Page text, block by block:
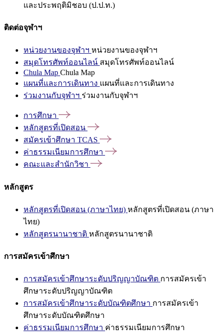
และประพฤติมิชอบ (ป.ป.ท.)
ติดต่อจุฬาฯ
หน่วยงานของจุฬาฯ หน่วยงานของจุฬาฯ
สมุดโทรศัพท์ออนไลน์ สมุดโทรศัพท์ออนไลน์
Chula Map Chula Map
แผนที่และการเดินทาง แผนที่และการเดินทาง
ร่วมงานกับจุฬาฯ ร่วมงานกับจุฬาฯ
การศึกษา
หลักสูตรที่เปิดสอน
สมัครเข้าศึกษา TCAS
ค่าธรรมเนียมการศึกษา
คณะและสำนักวิชา
หลักสูตร
หลักสูตรที่เปิดสอน (ภาษาไทย) หลักสูตรที่เปิดสอน (ภาษา
ไทย)
หลักสูตรนานาชาติ หลักสูตรนานาชาติ
การสมัครเข้าศึกษา
การสมัครเข้าศึกษาระดับปริญญาบัณฑิต การสมัครเข้า
ศึกษาระดับปริญญาบัณฑิต
การสมัครเข้าศึกษาระดับบัณฑิตศึกษา การสมัครเข้า
ศึกษาระดับบัณฑิตศึกษา
ค่าธรรมเนียมการศึกษา ค่าธรรมเนียมการศึกษา